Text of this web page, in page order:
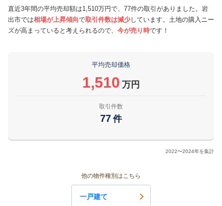
直近3年間の平均売却額は1,510万円で、77件の取引がありました。岩
出市では相場が上昇傾向で取引件数は減少しています。土地の購入ニー
ズが高まっていると考えられるので、 今が売り時です！
平均売却価格
1,510 万円
取引件数
77 件
2022〜2024年を集計
他の物件種別はこちら
一戸建て